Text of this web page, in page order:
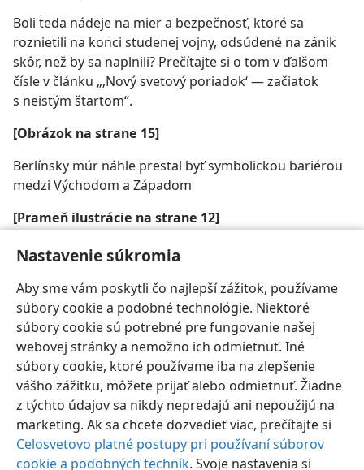
Nastavenie súkromia
Aby sme vám poskytli čo najlepší zážitok, používame
súbory cookie a podobné technológie. Niektoré
súbory cookie sú potrebné pre fungovanie našej
webovej stránky a nemožno ich odmietnuť. Iné
súbory cookie, ktoré používame iba na zlepšenie
vášho zážitku, môžete prijať alebo odmietnuť. Žiadne
z týchto údajov sa nikdy nepredajú ani nepoužijú na
marketing. Ak sa chcete dozvedieť viac, prečítajte si
Celosvetovo platné postupy pri používaní súborov
cookie a podobných techník. Svoje nastavenia si
Boli teda nádeje na mier a bezpečnosť, ktoré sa
roznietili na konci studenej vojny, odsúdené na zánik
skôr, než by sa naplnili? Prečítajte si o tom v ďalšom
čísle v článku „‚Nový svetový poriadok‘ — začiatok
s neistým štartom“.
[Obrázok na strane 15]
Berlínsky múr náhle prestal byť symbolickou bariérou
medzi Východom a Západom
[Prameň ilustrácie na strane 12]
Gorbačov (vľavo) a Reagan: Robert/​Sipa Press
Slovenčina Poslať odkaz Nastavenia
Copyright © 2026 Watch Tower Bible and Tract Society of Pennsylvania
Podmienky používania Ochrana súkromia
Nastavenie súkromia
JW.ORG
Prihlásiť sa